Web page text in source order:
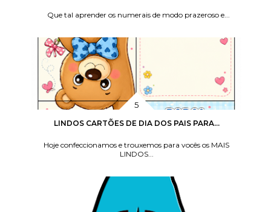
Que tal aprender os numerais de modo prazeroso e...
LINDOS CARTÕES DE DIA DOS PAIS PARA...
Hoje confeccionamos e trouxemos para vocês os MAIS
LINDOS...